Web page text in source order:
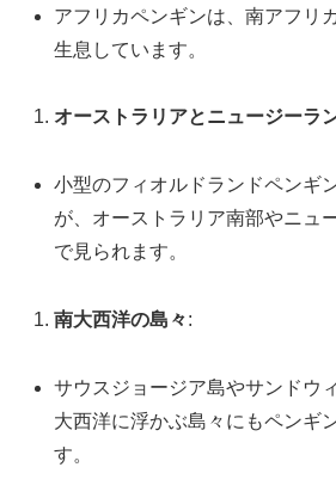
アフリカペンギンは、南アフリ
生息しています。
オーストラリアとニュージーラ
小型のフィオルドランドペンギ
が、オーストラリア南部やニュ
で見られます。
南大西洋の島々:
サウスジョージア島やサンドウ
大西洋に浮かぶ島々にもペンギ
す。